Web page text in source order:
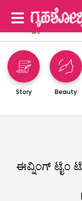
Story Beauty
ಈವ್ನಿಂಗ್‌ ಟೈಂ